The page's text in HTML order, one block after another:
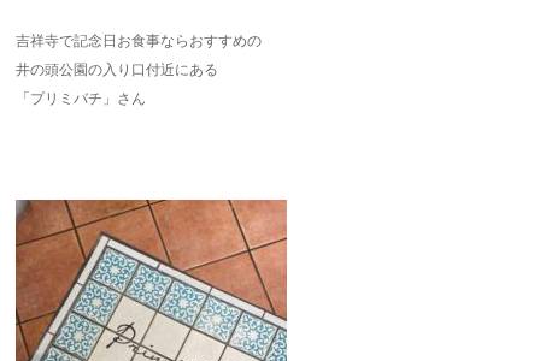
吉祥寺で記念日お食事ならおすすめの
井の頭公園の入り口付近にある
「プリミバチ」さん